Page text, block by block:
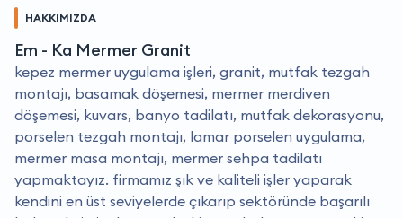
HAKKIMIZDA
Em - Ka Mermer Granit
kepez mermer uygulama işleri, granit, mutfak tezgah
montajı, basamak döşemesi, mermer merdiven
döşemesi, kuvars, banyo tadilatı, mutfak dekorasyonu,
porselen tezgah montajı, lamar porselen uygulama,
mermer masa montajı, mermer sehpa tadilatı
yapmaktayız. firmamız şık ve kaliteli işler yaparak
kendini en üst seviyelerde çıkarıp sektöründe başarılı